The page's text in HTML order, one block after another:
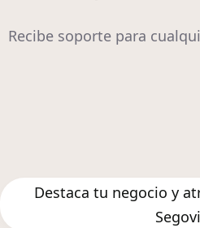
Recibe soporte para
Destaca tu negocio y